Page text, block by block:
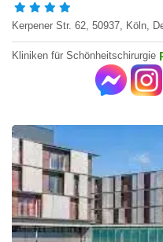
Kerpener Str. 62, 50937, Köln,
Kliniken für Schönheitschirurgie